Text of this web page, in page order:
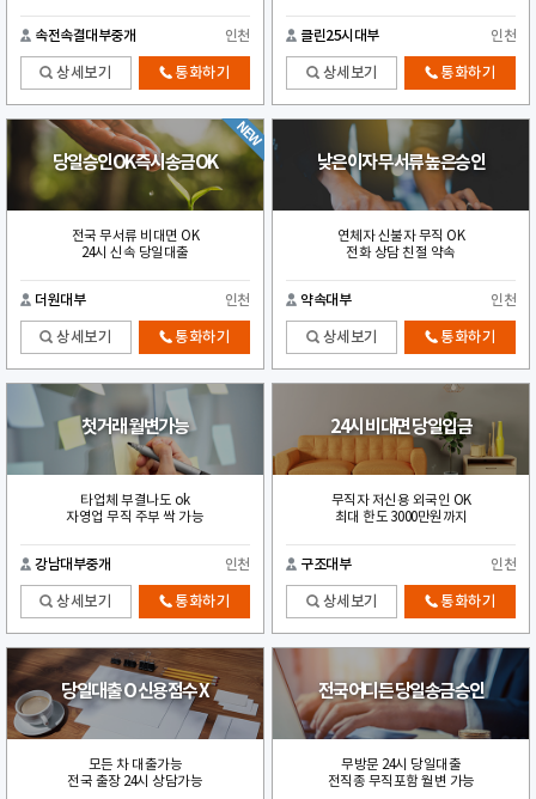
속전속결대부중개 인천
상세보기 통화하기
클린25시대부 인천
상세보기 통화하기
당일승인OK즉시송금OK
전국 무서류 비대면 OK
24시 신속 당일대출
더원대부 인천
상세보기 통화하기
낮은이자 무서류 높은승인
연체자 신불자 무직 OK
전화 상담 친절 약속
약속대부 인천
상세보기 통화하기
첫거래 월변가능
타업체 부결나도 ok
자영업 무직 주부 싹 가능
강남대부중개 인천
상세보기 통화하기
24시 비대면 당일입금
무직자 저신용 외국인 OK
최대 한도 3000만원까지
구조대부 인천
상세보기 통화하기
당일대출 O 신용점수 X
모든 차 대출가능
전국 출장 24시 상담가능
전국어디든 당일송금승인
무방문 24시 당일대출
전직종 무직포함 월변 가능